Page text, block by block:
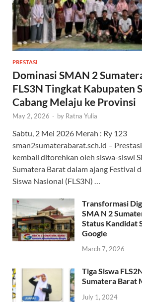
PRESTASI
Dominasi SMAN 2
FLS3N Tingkat Kabupaten
Cabang Melaju ke Provinsi
May 2, 2026 - by Ratna Yulia
Sabtu, 2 Mei 2026 Merah : Ry 123
sman2sumaterabarat.sch.id –
kembali ditorehkan oleh siswa-siswi
Sumatera Barat dalam ajang Festival
Siswa Nasional (FLS3N) …
Transformasi
SMA N 2
Status Kandidat
Google
March 7, 2026
Tiga Siswa
Sumatera Barat
July 1, 2024